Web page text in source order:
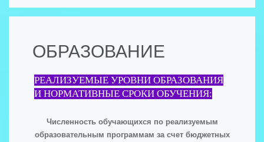
ОБРАЗОВАНИЕ
РЕАЛИЗУЕМЫЕ УРОВНИ ОБРАЗОВАНИЯ
И НОРМАТИВНЫЕ СРОКИ ОБУЧЕНИЯ:
Численность обучающихся по реализуемым
образовательным программам за счет бюджетных